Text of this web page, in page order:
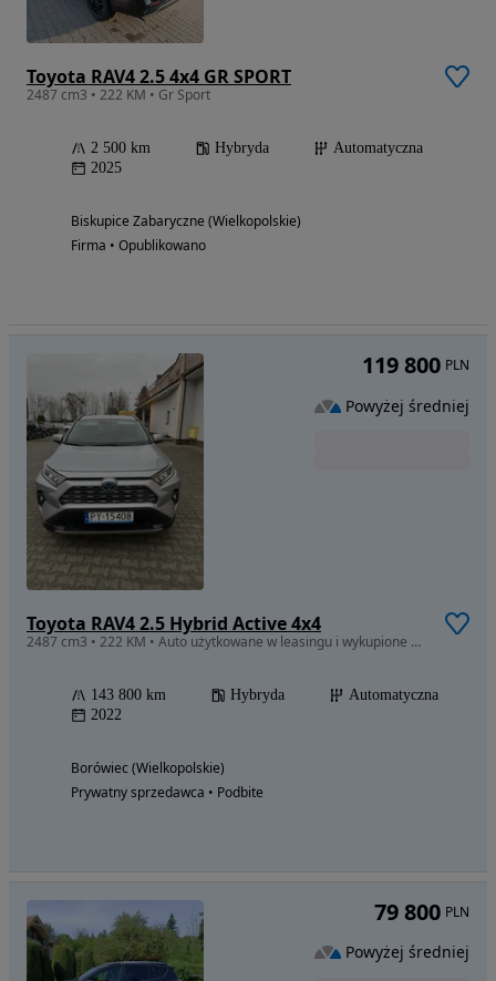
Toyota RAV4 2.5 4x4 GR SPORT
2487 cm3 • 222 KM • Gr Sport
2 500 km Hybryda
Automatyczna
2025
Biskupice Zabaryczne (Wielkopolskie)
Firma • Opublikowano
Toyota RAV4 2.5 Hybrid Active 4x4
2487 cm3 • 222 KM • Auto użytkowane w leasingu i wykupione po leasingu jeden użytkownik
143 800 km Hybryda
Automatyczna
2022
Borówiec (Wielkopolskie)
Prywatny sprzedawca • Podbite
119 800 PLN
Powyżej średniej
79 800 PLN
Powyżej średniej